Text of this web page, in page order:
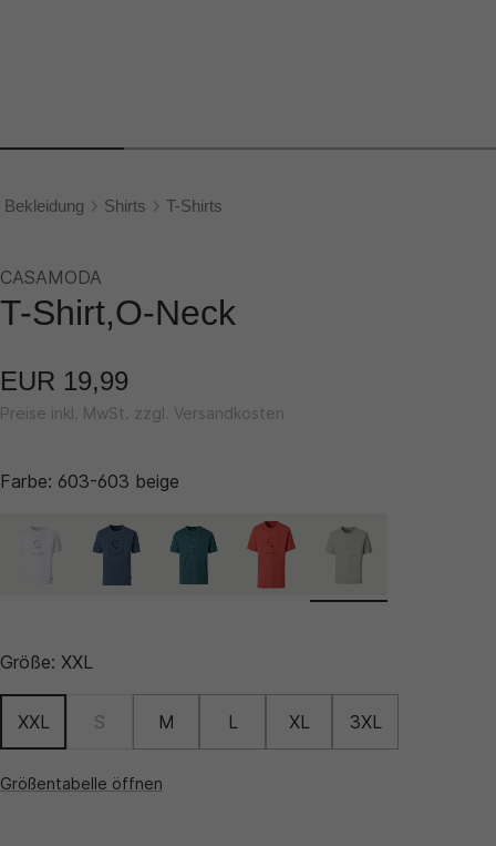
Bekleidung Shirts T-Shirts
CASAMODA
T-Shirt,O-Neck
EUR 19,99
Preise inkl. MwSt. zzgl. Versandkosten
Farbe: 603-603 beige
Größe: XXL
XXL S M L XL 3XL
Größentabelle öffnen